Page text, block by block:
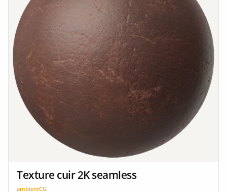
Texture cuir 2K seamless
ambientCG